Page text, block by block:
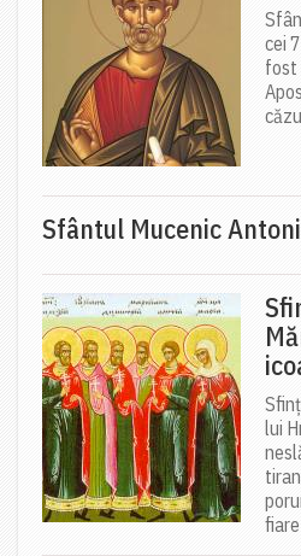
cei
fost
Sfântul Mucenic
lui
fiare